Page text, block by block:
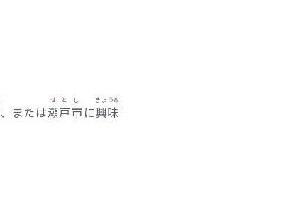
、または瀬戸市
せとし
に興味
きょうみ